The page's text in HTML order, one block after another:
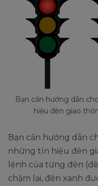
Bạn cần hướng dẫn
hiệu đèn giao
Bạn cần hướng dẫn
những tín hiệu đèn
lệnh của từng đèn
chậm lại, đèn xanh